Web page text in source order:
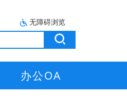
无障碍浏览
办公OA